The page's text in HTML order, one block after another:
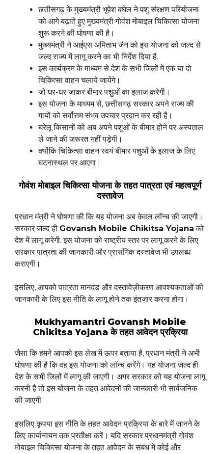
छत्तीसगढ़ के मुख्यमंत्री भूपेश बघेल ने पशु संरक्षण परियोजना
को आगे बढ़ाते हुए मुख्यमंत्री गोवंश मोबाइल चिकित्सा योजना
शुरू करने की घोषणा की है।
मुख्यमंत्री ने आईएस अमिताभ जैन को इस योजना को जल्द से
जल्द राज्य में लागू करने का भी निर्देश दिया है.
इस कार्यक्रम के माध्यम से देश के सभी जिलों में एक या दो
चिकित्सा वाहन चलाये जायेंगे।
जो घर-घर जाकर बीमार पशुओं का इलाज करेगी।
इस योजना के माध्यम से, छत्तीसगढ़ सरकार अपने राज्य की
गायों को सर्वोत्तम संभव उपचार प्रदान कर रही है।
घरेलू किसानों को अब अपने पशुओं के बीमार होने पर अस्पताल
ले जाने की जरूरत नहीं पड़ेगी।
क्योंकि चिकित्सा वाहन स्वयं बीमार पशुओं के इलाज के लिए
घटनास्थल पर आएगा।
गोवंश मोबाइल चिकित्सा योजना के तहत पात्रता एवं महत्वपूर्ण
दस्तावेज
प्रधान मंत्री ने घोषणा की कि यह योजना अब केवल लॉन्च की जाएगी।
सरकार जल्द ही Govansh Mobile Chikitsa Yojana को
देश में लागू करेगी. इस योजना को राष्ट्रीय स्तर पर लागू करने के लिए
सरकार पात्रता की जानकारी और प्रासंगिक दस्तावेज भी उपलब्ध
कराएगी।
इसलिए, आपको पात्रता मानदंड और दस्तावेज़ीकरण आवश्यकताओं की
जानकारी के लिए इस नीति के लागू होने तक इंतजार करना होगा।
Mukhyamantri Govansh Mobile
Chikitsa Yojana के तहत आवेदन प्रक्रिया
जैसा कि हमने आपको इस लेख में ऊपर बताया है, प्रधान मंत्री ने अभी
घोषणा की है कि वह इस योजना को लॉन्च करेंगे। यह योजना जल्द ही
देश के सभी जिलों में लागू की जाएगी। अगर सरकार को यह योजना लागू
करनी है तो इस योजना के तहत आवेदनों की जानकारी भी सार्वजनिक
की जाएगी.
इसलिए कृपया इस नीति के तहत आवेदन प्रक्रिया के बारे में जानने के
लिए कार्यान्वयन तक प्रतीक्षा करें। यदि सरकार प्रधानमंत्री गोवंश
मोबाइल चिकित्सा योजना के तहत आवेदन के संबंध में कोई और